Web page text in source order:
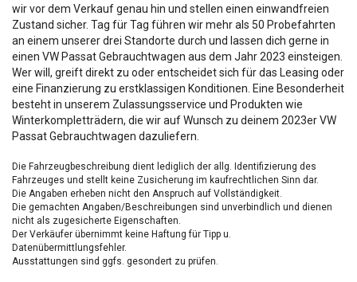
wir vor dem Verkauf genau hin und stellen einen einwandfreien
Zustand sicher. Tag für Tag führen wir mehr als 50 Probefahrten
an einem unserer drei Standorte durch und lassen dich gerne in
einen VW Passat Gebrauchtwagen aus dem Jahr 2023 einsteigen.
Wer will, greift direkt zu oder entscheidet sich für das Leasing oder
eine Finanzierung zu erstklassigen Konditionen. Eine Besonderheit
besteht in unserem Zulassungsservice und Produkten wie
Winterkompletträdern, die wir auf Wunsch zu deinem 2023er VW
Passat Gebrauchtwagen dazuliefern.
Die Fahrzeugbeschreibung dient lediglich der allg. Identifizierung des
Fahrzeuges und stellt keine Zusicherung im kaufrechtlichen Sinn dar.
Die Angaben erheben nicht den Anspruch auf Vollständigkeit.
Die gemachten Angaben/Beschreibungen sind unverbindlich und dienen
nicht als zugesicherte Eigenschaften.
Der Verkäufer übernimmt keine Haftung für Tipp u.
Datenübermittlungsfehler.
Ausstattungen sind ggfs. gesondert zu prüfen.